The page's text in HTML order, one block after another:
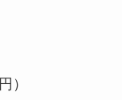
）